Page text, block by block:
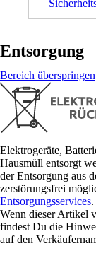
Entsorgung
Bereich überspringen
Elektrogeräte,
Hausmüll entsorgt
der Entsorgung aus
zerstörungsfrei
Entsorgungsservices.
Wenn dieser Artikel
findest Du die
auf den